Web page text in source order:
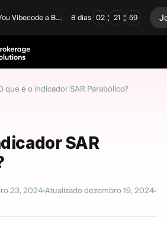
Can You Vibecode a Brokerage Platform? 8 dias 02 : 21 : 58
que é o indicador SAR Parabólico?
SAR
23, 2024 Atualizadodezembro 19, 2024
Exchange e